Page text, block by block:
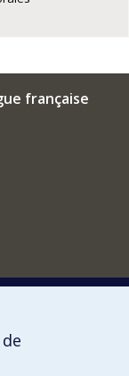
française